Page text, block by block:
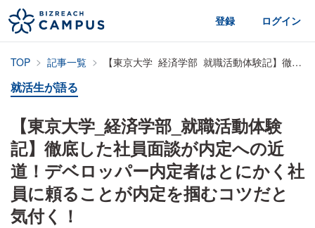
登録 ログイン
TOP 記事一覧 【東京大学_経済学部_就職活動体験記】徹底した社員面談が内定への近道！デベロッパー内定者はとにかく社員に頼ることが内定を掴むコツだと気付く！
就活生が語る
【東京大学_経済学部_就職活動体験
記】徹底した社員面談が内定への近
道！デベロッパー内定者はとにかく社
員に頼ることが内定を掴むコツだと
気付く！